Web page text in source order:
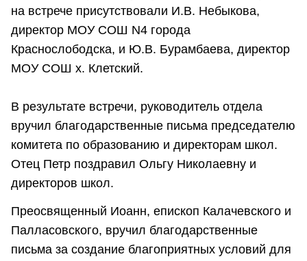
на встрече присутствовали И.В. Небыкова,
директор МОУ СОШ N4 города
Краснослободска, и Ю.В. Бурамбаева, директор
МОУ СОШ х. Клетский.
В результате встречи, руководитель отдела
вручил благодарственные письма председателю
комитета по образованию и директорам школ.
Отец Петр поздравил Ольгу Николаевну и
директоров школ.
Преосвященный Иоанн, епископ Калачевского и
Палласовского, вручил благодарственные
письма за создание благоприятных условий для